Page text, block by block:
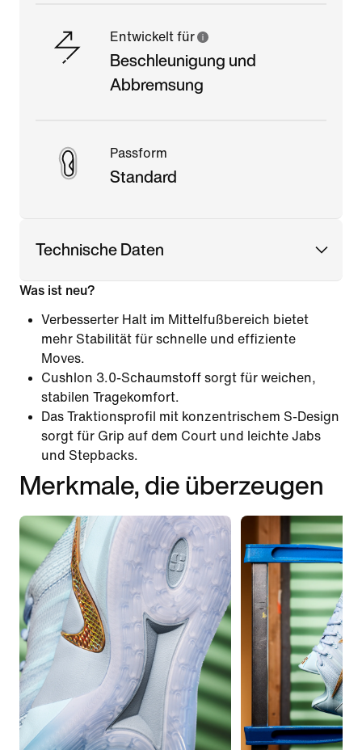
Entwickelt für
Beschleunigung und
Abbremsung
Passform
Standard
Technische Daten
Was ist neu?
Verbesserter Halt im Mittelfußbereich bietet
mehr Stabilität für schnelle und effiziente
Moves.
Cushlon 3.0-Schaumstoff sorgt für weichen,
stabilen Tragekomfort.
Das Traktionsprofil mit konzentrischem S-Design
sorgt für Grip auf dem Court und leichte Jabs
und Stepbacks.
Merkmale, die überzeugen